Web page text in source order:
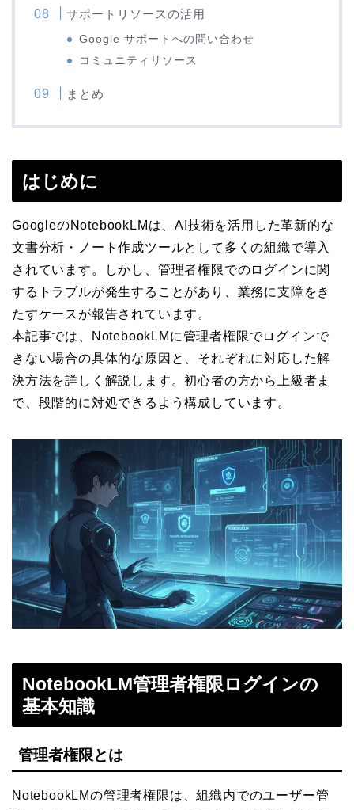
サポートリソースの活用
Google サポートへの問い合わせ
コミュニティリソース
まとめ
はじめに
GoogleのNotebookLMは、AI技術を活用した革新的な
文書分析・ノート作成ツールとして多くの組織で導入
されています。しかし、管理者権限でのログインに関
するトラブルが発生することがあり、業務に支障をき
たすケースが報告されています。
本記事では、NotebookLMに管理者権限でログインで
きない場合の具体的な原因と、それぞれに対応した解
決方法を詳しく解説します。初心者の方から上級者ま
で、段階的に対処できるよう構成しています。
NotebookLM管理者権限ログインの
基本知識
管理者権限とは
NotebookLMの管理者権限は、組織内でのユーザー管